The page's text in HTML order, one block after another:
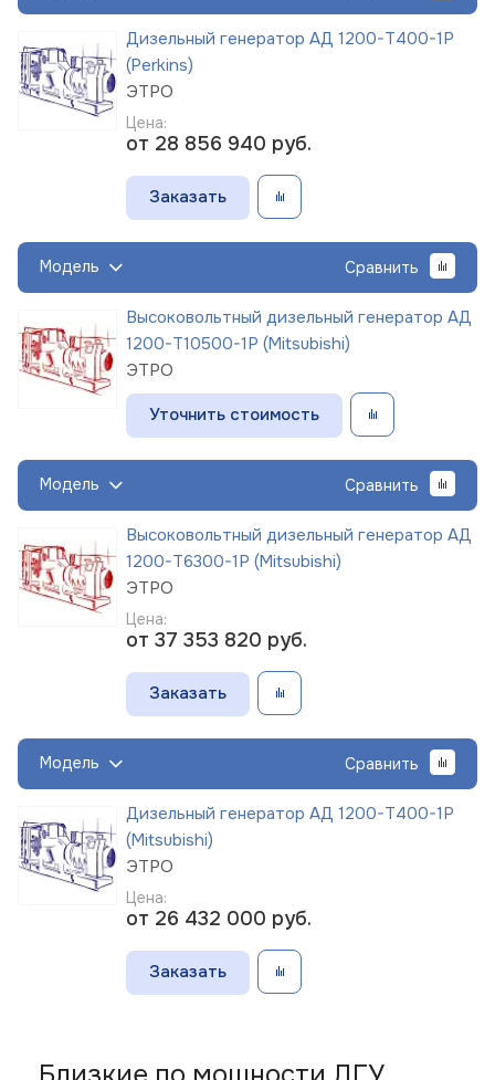
Дизельный генератор АД 1200-Т400-1Р
(Perkins)
ЭТРО
Цена:
от 28 856 940 руб.
Заказать
Модель Сравнить
Высоковольтный дизельный генератор АД
1200-Т10500-1Р (Mitsubishi)
ЭТРО
Уточнить стоимость
Модель Сравнить
Высоковольтный дизельный генератор АД
1200-Т6300-1Р (Mitsubishi)
ЭТРО
Цена:
от 37 353 820 руб.
Заказать
Модель Сравнить
Дизельный генератор АД 1200-Т400-1Р
(Mitsubishi)
ЭТРО
Цена:
от 26 432 000 руб.
Заказать